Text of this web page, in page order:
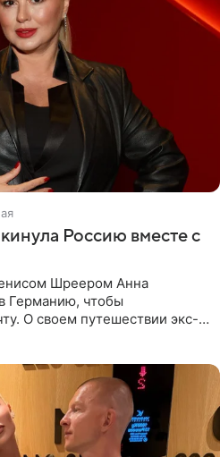
Россию вместе с
Шреером Анна
Германию, чтобы
О своем путешествии экс-